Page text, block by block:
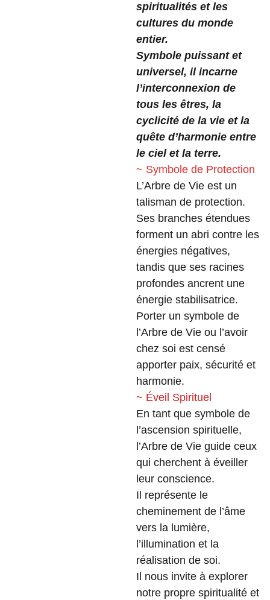
spiritualités et les
cultures du monde
entier.
Symbole puissant et
universel, il incarne
l’interconnexion de
tous les êtres, la
cyclicité de la vie et la
quête d’harmonie entre
le ciel et la terre.
~ Symbole de Protection
L’Arbre de Vie est un
talisman de protection.
Ses branches étendues
forment un abri contre les
énergies négatives,
tandis que ses racines
profondes ancrent une
énergie stabilisatrice.
Porter un symbole de
l’Arbre de Vie ou l’avoir
chez soi est censé
apporter paix, sécurité et
harmonie.
~ Éveil Spirituel
En tant que symbole de
l’ascension spirituelle,
l’Arbre de Vie guide ceux
qui cherchent à éveiller
leur conscience.
Il représente le
cheminement de l’âme
vers la lumière,
l’illumination et la
réalisation de soi.
Il nous invite à explorer
notre propre spiritualité et